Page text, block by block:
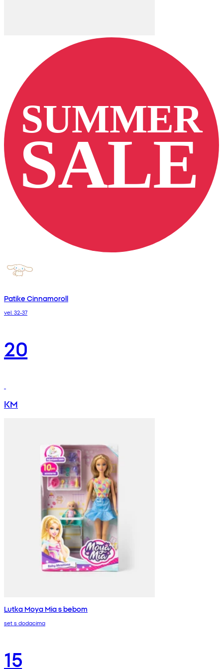
Patike Cinnamoroll
vel. 32-37
20
KM
Lutka Moya Mia s bebom
set s dodacima
15